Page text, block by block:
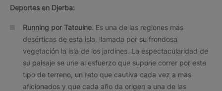
Deportes en Djerba:
Running por Tatouine. Es una de las regiones más
desérticas de esta isla, llamada por su frondosa
vegetación la isla de los jardines. La espectacularidad de
su paisaje se une al esfuerzo que supone correr por este
tipo de terreno, un reto que cautiva cada vez a más
aficionados y que cada año da origen a una de las